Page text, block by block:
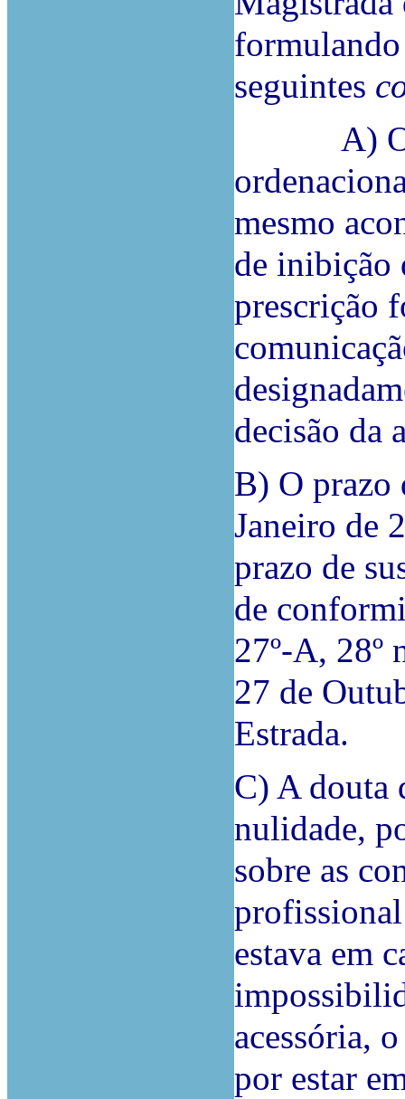
seguintes
A) O
mesmo
de inibição
prescrição
decisão da
B) O prazo
Janeiro de
prazo de
de
27º-A, 28º
27 de
Estrada.
C) A douta
nulidade,
sobre as
estava em
acessória,
por estar